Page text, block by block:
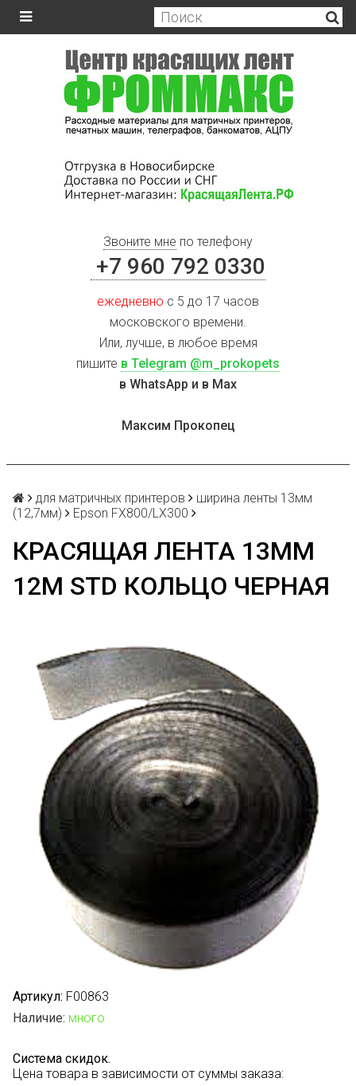
Звоните мне по телефону
+7 960 792 0330
ежедневно с 5 до 17 часов
московского времени.
Или, лучше, в любое время
пишите в Telegram @m_prokopets
в WhatsApp и в Max
Максим Прокопец
для матричных принтеров
ширина ленты 13мм
(12,7мм)
Epson FX800/LX300
КРАСЯЩАЯ ЛЕНТА 13ММ
12М STD КОЛЬЦО ЧЕРНАЯ
Артикул: F00863
Наличие: много
Система скидок.
Цена товара в зависимости от суммы заказа: